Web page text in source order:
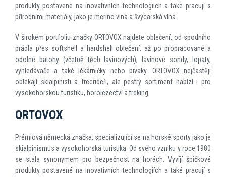
produkty postavené na inovativních technologiích a také pracují s
přírodními materiály, jako je merino vlna a švýcarská vlna.
V širokém portfoliu značky ORTOVOX najdete oblečení, od spodního
prádla přes softshell a hardshell oblečení, až po propracované a
odolné batohy (včetně těch lavinových), lavinové sondy, lopaty,
vyhledávače a také lékárničky nebo bivaky. ORTOVOX nejčastěji
oblékají skialpinisti a freerideři, ale pestrý sortiment nabízí i pro
vysokohorskou turistiku, horolezectví a treking.
ORTOVOX
Prémiová německá značka, specializující se na horské sporty jako je
skialpinismus a vysokohorská turistika. Od svého vzniku v roce 1980
se stala synonymem pro bezpečnost na horách. Vyvíjí špičkové
produkty postavené na inovativních technologiích a také pracují s